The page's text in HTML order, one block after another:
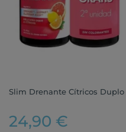
Slim Drenante Cítricos Duplo
24,90 €